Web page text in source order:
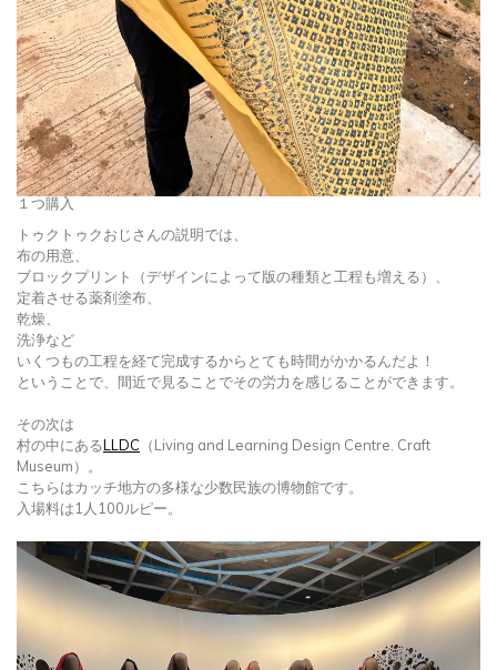
１つ購入
トゥクトゥクおじさんの説明では、
布の用意、
ブロックプリント（デザインによって版の種類と工程も増える）、
定着させる薬剤塗布、
乾燥、
洗浄など
いくつもの工程を経て完成するからとても時間がかかるんだよ！
ということで、間近で見ることでその労力を感じることができます。
その次は
村の中にあるLLDC （Living and Learning Design Centre. Craft
Museum）。
こちらはカッチ地方の多様な少数民族の博物館です。
入場料は1人100ルピー。